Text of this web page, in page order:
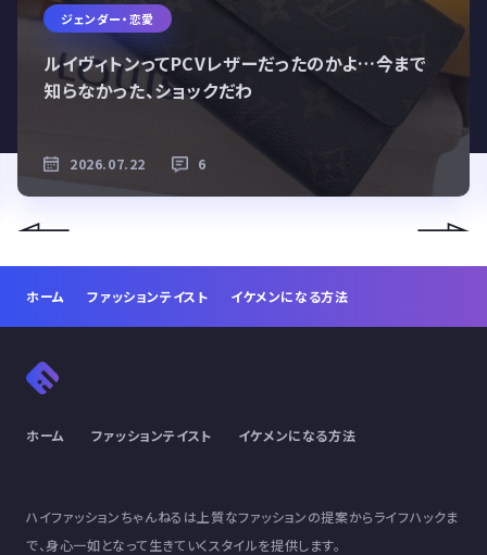
ジェンダー・恋愛
ルイヴィトンってPCVレザーだったのかよ…今まで
知らなかった、ショックだわ
2026.07.22 6
ホーム ファッションテイスト イケメンになる方法
ホーム ファッションテイスト イケメンになる方法
ハイファッションちゃんねるは上質なファッションの提案からライフハックま
で、身心一如となって生きていくスタイルを提供します。